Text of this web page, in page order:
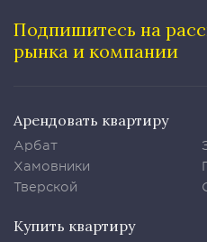
Подпишитесь на
рынка и компании
Арендовать квартиру
Арбат
Хамовники
Тверской
Купить квартиру